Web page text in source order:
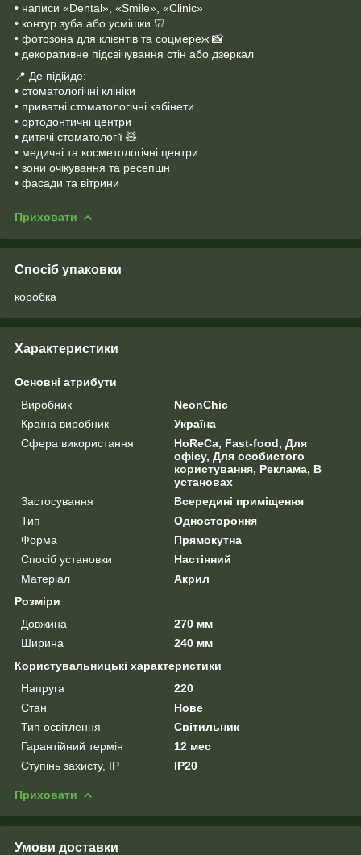
• написи «Dental», «Smile», «Clinic»
• контур зуба або усмішки 🦷
• фотозона для клієнтів та соцмереж 📸
• декоративне підсвічування стін або дзеркал
📍 Де підійде:
• стоматологічні клініки
• приватні стоматологічні кабінети
• ортодонтичні центри
• дитячі стоматології 🧸
• медичні та косметологічні центри
• зони очікування та ресепшн
• фасади та вітрини
Приховати
Спосіб упаковки
коробка
Характеристики
Основні атрибути
Виробник
NeonChic
Країна виробник
Україна
Сфера використання
HoReCa, Fast-food, Для
офісу, Для особистого
користування, Реклама, В
установах
Застосування
Всередині приміщення
Тип
Одностороння
Форма
Прямокутна
Спосіб установки
Настінний
Матеріал
Акрил
Розміри
Довжина
270 мм
Ширина
240 мм
Користувальницькі характеристики
Напруга
220
Стан
Нове
Тип освітлення
Світильник
Гарантійний термін
12 мес
Ступінь захисту, IP
IP20
Приховати
Умови доставки